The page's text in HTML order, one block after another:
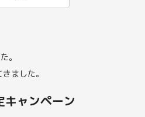
。
ました。
キャンペーン